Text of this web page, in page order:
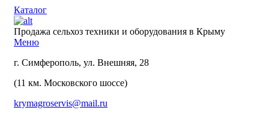
Каталог
Продажа сельхоз техники и оборудования в Крыму
Меню
г. Симферополь, ул. Внешняя, 28
(11 км. Московского шоссе)
krymagroservis@mail.ru